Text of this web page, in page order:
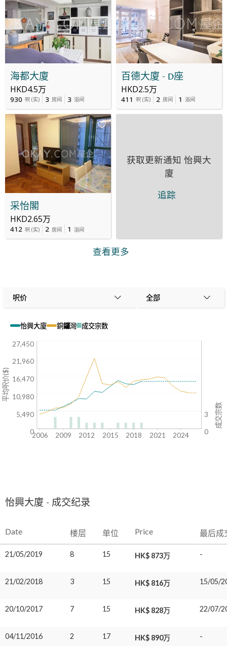
海都大廈
HKD4.5万
930 呎 (实) 3 房间 3 浴间
百德大廈 - D座
HKD2.5万
411 呎 (实) 2 房间 1 浴间
采怡閣
HKD2.65万
412 呎 (实) 2 房间 1 浴间
获取更新通知 怡興大
廈
追踪
查看更多
呎价 全部
怡興大廈 銅鑼灣 成交宗数
3
0
2006 2009 2012 2015 2018 2021 2024
成交宗数
27,450
21,960
16,470
10,980
5,490
0
平均呎价($)
怡興大廈 - 成交纪录
Date 楼层 单位 Price 最后成
21/05/2019 8 15 HK$ 873万 -
21/02/2018 3 15 HK$ 816万 15/05/
20/10/2017 7 15 HK$ 828万 22/07/
04/11/2016 2 17 HK$ 890万 -